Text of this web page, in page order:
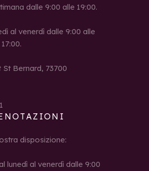
dalle 9:00 alle 19:00.
al venerdì dalle 9:00 alle
St Bernard, 73700
disposizione:
lunedì al venerdì dalle 9:00